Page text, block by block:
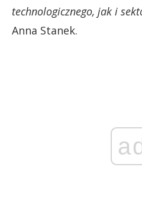
technologicznego, jak i
Anna Stanek.